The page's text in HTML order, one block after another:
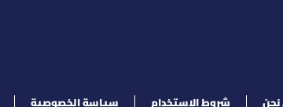
شروط الإستخدام سياسة الخصوصية